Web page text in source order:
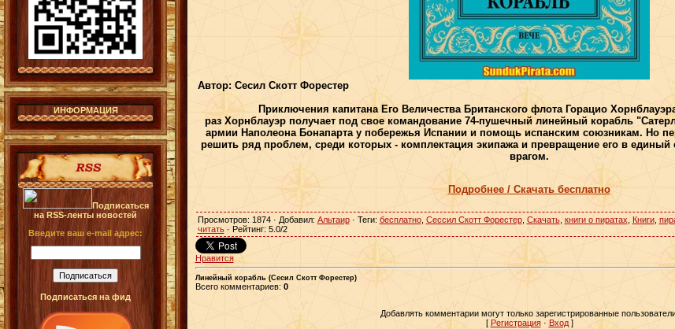
ИНФОРМАЦИЯ
Подписаться
на RSS-ленты новостей
Введите ваш e-mail адрес:
Подписаться на фид
Автор: Сесил Скотт Форестер
Приключения капитана Его Величества Британского флота Горацио
раз Хорнблауэр получает под свое командование 74-пушечный линейный корабль
армии Наполеона Бонапарта у побережья Испании и помощь испанским союзникам. Но
решить ряд проблем, среди которых - комплектация экипажа и превращение его в
врагом.
Подробнее / Скачать бесплатно
Просмотров: 1874 · Добавил: Альтаир· Теги: бесплатно, Сессил Скотт Форестер, Скачать, книги о пиратах Книги,
читать· Рейтинг: 5.0/2
Нравится
Линейный корабль (Сесил Скотт Форестер)
Всего комментариев: 0
Добавлять комментарии могут только зарегистрированные
[ Регистрация· Вход]